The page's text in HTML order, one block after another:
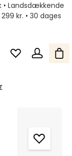
Landsdækkende
kr. • 30 dages